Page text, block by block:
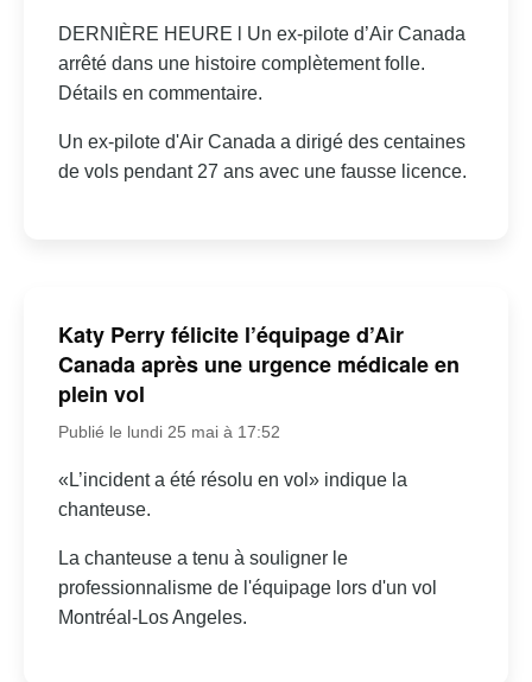
DERNIÈRE HEURE l Un ex-pilote d’Air Canada
arrêté dans une histoire complètement folle.
Détails en commentaire.
Un ex-pilote d'Air Canada a dirigé des centaines
de vols pendant 27 ans avec une fausse licence.
Katy Perry félicite l’équipage d’Air
Canada après une urgence médicale en
plein vol
Publié le lundi 25 mai à 17:52
«L’incident a été résolu en vol» indique la
chanteuse.
La chanteuse a tenu à souligner le
professionnalisme de l'équipage lors d'un vol
Montréal-Los Angeles.